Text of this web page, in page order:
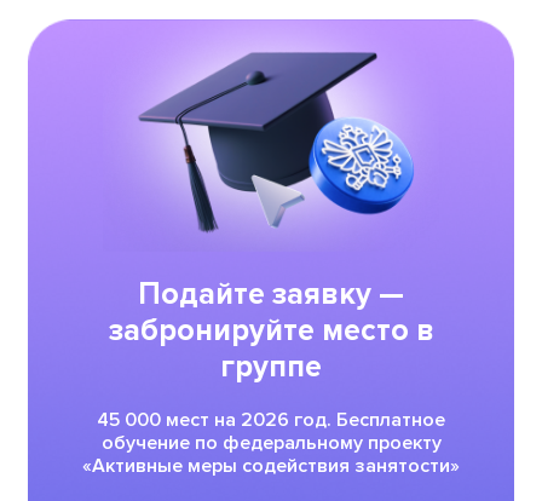
Подайте заявку —
забронируйте место в
группе
45 000 мест на 2026 год. Бесплатное
обучение по федеральному проекту
«Активные меры содействия занятости»